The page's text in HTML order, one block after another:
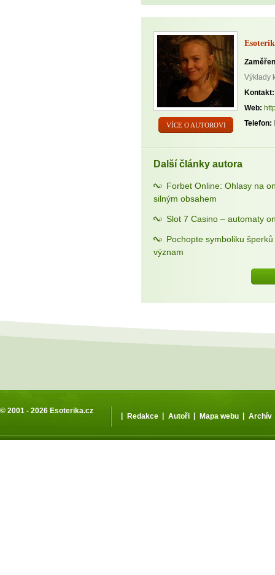
VÍCE O AUTOROVI
Výklady
Kontakt:
Web:
Telefon:
Další články autora
Forbet Online: Ohlasy na
silným obsahem
Slot 7 Casino – automaty
Pochopte symboliku
význam
© 2001 - 2026 Esoterika.cz
| Redakce | Autoři | Mapa webu | Archív